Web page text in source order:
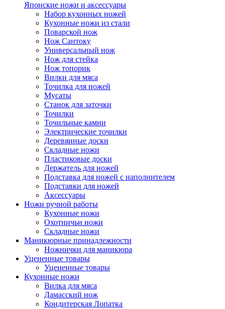
Японские ножи и аксессуары
Набор кухонных ножей
Кухонные ножи из стали
Поварской нож
Нож Сантоку
Универсальный нож
Нож для стейка
Нож топорик
Вилки для мяса
Точилка для ножей
Мусаты
Станок для заточки
Точилки
Точильные камни
Электрические точилки
Деревянные доски
Складные ножи
Пластиковые доски
Держатель для ножей
Подставка для ножей с наполнителем
Подставки для ножей
Аксессуары
Ножи ручной работы
Кухонные ножи
Охотничьи ножи
Складные ножи
Маникюрные принадлежности
Ножнички для маникюра
Уцененные товары
Уцененные товары
Кухонные ножи
Вилка для мяса
Дамасский нож
Кондитерская Лопатка